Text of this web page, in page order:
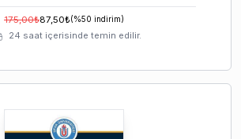
175,00₺87,50₺(%50 indirim)
24 saat içerisinde temin edilir.